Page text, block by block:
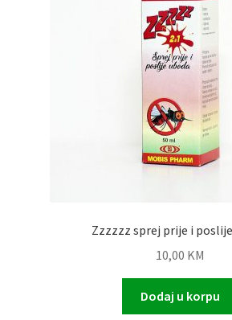
Zzzzzz sprej prije i
10,00 KM
Dodaj u korpu